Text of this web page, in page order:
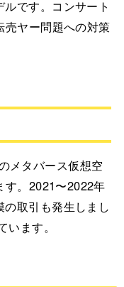
です。コンサート
ヤー問題への対策
メタバース仮想空
す。2021〜2022年
取引も発生しまし
ます。